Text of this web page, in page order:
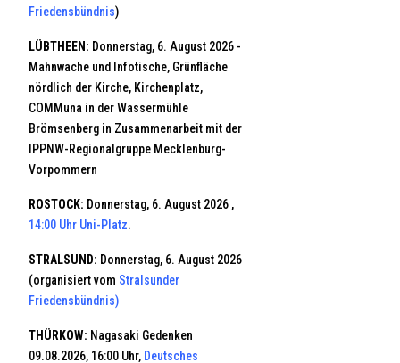
Friedensbündnis)
LÜBTHEEN: Donnerstag, 6. August 2026 -
Mahnwache und Infotische, Grünfläche
nördlich der Kirche, Kirchenplatz,
COMMuna in der Wassermühle
Brömsenberg in Zusammenarbeit mit der
IPPNW-Regionalgruppe Mecklenburg-
Vorpommern
ROSTOCK: Donnerstag, 6. August 2026 ,
14:00 Uhr Uni-Platz.
STRALSUND: Donnerstag, 6. August 2026
(organisiert vom Stralsunder
Friedensbündnis)
THÜRKOW: Nagasaki Gedenken
09.08.2026, 16:00 Uhr, Deutsches